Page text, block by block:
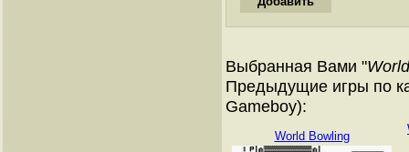
Выбранная Вами "
Предыдущие игры по
Gameboy):
World Bowling